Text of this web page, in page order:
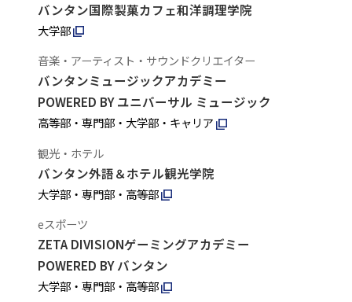
バンタン国際製菓カフェ和洋調理学院
大学部
音楽・アーティスト・サウンドクリエイター
バンタンミュージックアカデミー
POWERED BY ユニバーサル ミュージック
高等部・専門部・大学部・キャリア
観光・ホテル
バンタン外語＆ホテル観光学院
大学部・専門部・高等部
eスポーツ
ZETA DIVISIONゲーミングアカデミー
POWERED BY バンタン
大学部・専門部・高等部